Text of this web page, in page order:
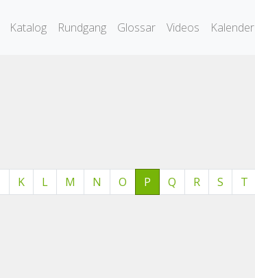
Katalog Rundgang Glossar Videos Kalender
K L M N O P Q R S T